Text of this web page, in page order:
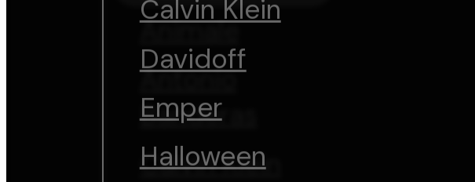
Animale
Antonio
Banderas
Calvin Klein
Calvin Klein
Davidoff
Emper
Halloween